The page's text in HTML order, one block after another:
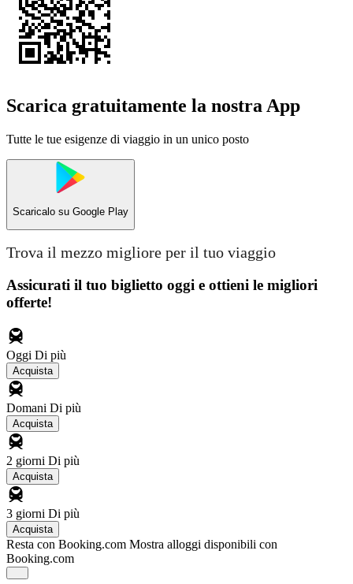
Scarica gratuitamente la nostra App
Tutte le tue esigenze di viaggio in un unico posto
Scaricalo su Google Play
Trova il mezzo migliore per il tuo viaggio
Assicurati il ​​tuo biglietto oggi e ottieni le migliori
offerte!
Oggi Di più
Acquista
Domani Di più
Acquista
2 giorni Di più
Acquista
3 giorni Di più
Acquista
Resta con Booking.com Mostra alloggi disponibili con
Booking.com